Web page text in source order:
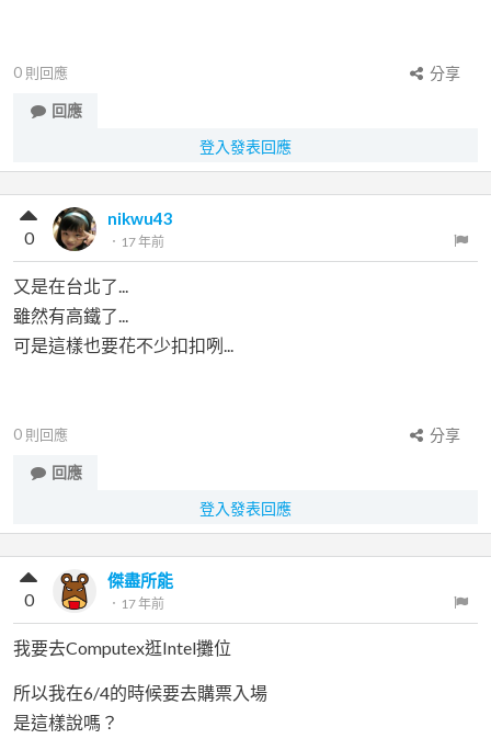
0 則回應
分享
回應
登入發表回應
nikwu43
． 17 年前
0
又是在台北了...
雖然有高鐵了...
可是這樣也要花不少扣扣咧...
0 則回應
分享
回應
登入發表回應
傑盡所能
． 17 年前
0
我要去Computex逛Intel攤位
所以我在6/4的時候要去購票入場
是這樣說嗎？